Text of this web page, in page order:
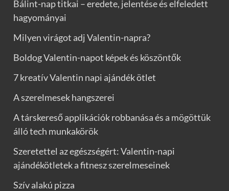
Bálint-nap titkai – eredete, jelentése és elfeledett
hagyományai
Milyen virágot adj Valentin-napra?
Boldog Valentin-napot képek és köszöntők
7 kreatív Valentin napi ajándék ötlet
A szerelmesek hangszerei
A társkereső applikációk robbanása és a mögöttük
álló tech munkakörök
Szeretettel az egészségért: Valentin-napi
ajándékötletek a fitnesz szerelmeseinek
Szív alakú pizza